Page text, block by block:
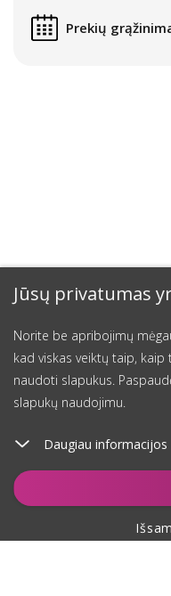
Jūsų privatumas
Norite be apribojimų
kad viskas veiktų taip,
naudoti slapukus.
slapukų naudojimu.
Daugiau informacijos
Prekių